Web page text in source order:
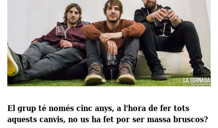
El grup té només cinc anys, a l'hora de fer tots
aquests canvis, no us ha fet por ser massa bruscos?